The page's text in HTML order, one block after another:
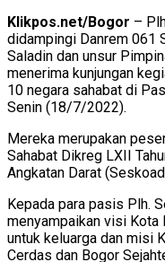
Klikpos.net/Bogor –
didampingi Danrem 061
Saladin dan unsur
menerima kunjungan
10 negara sahabat di
Senin (18/7/2022).
Mereka merupakan
Sahabat Dikreg LXII
Angkatan Darat
Kepada para pasis Plh.
menyampaikan visi Kota
untuk keluarga dan misi
Cerdas dan Bogor